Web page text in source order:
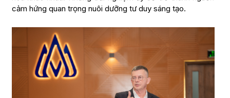
cảm hứng quan trọng nuôi dưỡng tư duy sáng tạo.